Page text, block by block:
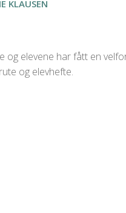
KLAUSEN
og elevene har fått en
og elevhefte.